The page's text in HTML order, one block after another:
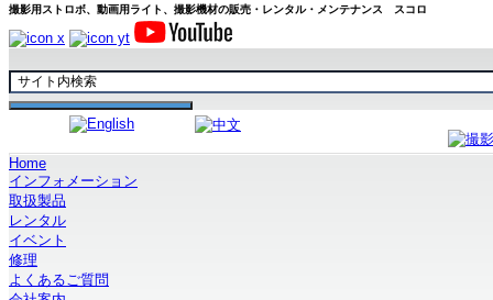
撮影用ストロボ、動画用ライト、撮影機材の販売・レンタル・メンテナンス スコロ
Home
インフォメーション
取扱製品
レンタル
イベント
修理
よくあるご質問
ホーム
電源部
サトス